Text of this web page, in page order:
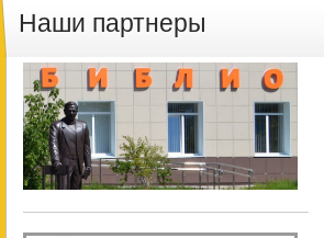
Наши партнеры